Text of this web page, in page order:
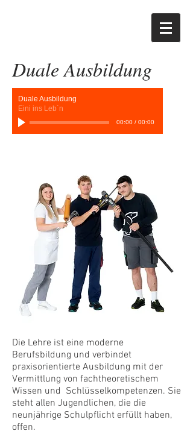
Duale Ausbildung
Duale Ausbildung
Eini ins Leb´n
00:00/ 00:00
Die Lehre ist eine moderne
Berufsbildung und verbindet
praxisorientierte Ausbildung mit der
Vermittlung von fachtheoretischem
Wissen und Schlüsselkompetenzen. Sie
steht allen Jugendlichen, die die
neunjährige Schulpflicht erfüllt haben,
offen.